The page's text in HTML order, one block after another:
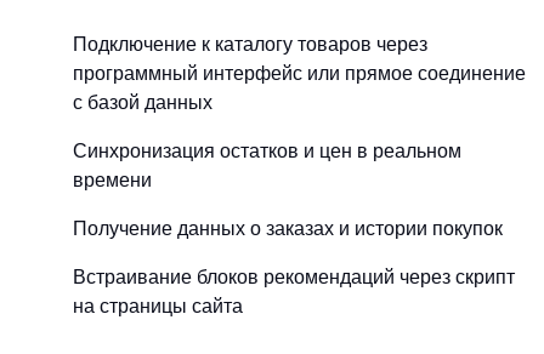
Подключение к каталогу товаров через
программный интерфейс или прямое соединение
с базой данных
Синхронизация остатков и цен в реальном
времени
Получение данных о заказах и истории покупок
Встраивание блоков рекомендаций через скрипт
на страницы сайта